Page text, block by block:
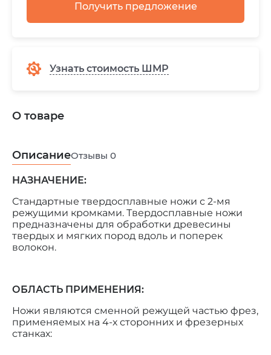
Получить предложение
Узнать стоимость ШМР
О товаре
ОписаниеОтзывы 0
НАЗНАЧЕНИЕ:
Стандартные твердосплавные ножи с 2-мя
режущими кромками. Твердосплавные ножи
предназначены для обработки древесины
твердых и мягких пород вдоль и поперек
волокон.
ОБЛАСТЬ ПРИМЕНЕНИЯ:
Ножи являются сменной режущей частью фрез,
применяемых на 4-х сторонних и фрезерных
станках: